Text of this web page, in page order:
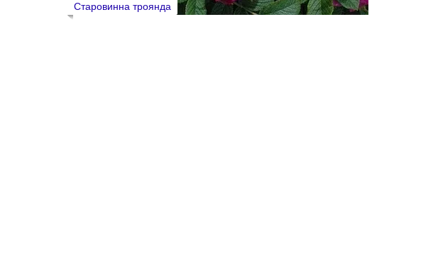
Старовинна троянда